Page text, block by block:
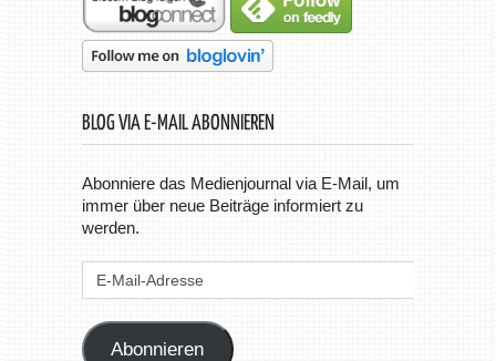
BLOG VIA E-MAIL ABONNIEREN
Abonniere das Medienjournal via E-Mail, um
immer über neue Beiträge informiert zu
werden.
Abonnieren